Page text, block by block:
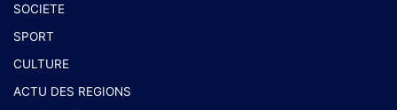
SOCIETE
SPORT
CULTURE
ACTU DES REGIONS